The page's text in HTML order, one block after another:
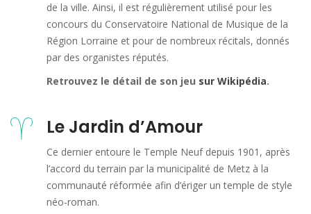
de la ville. Ainsi, il est régulièrement utilisé pour les
concours du Conservatoire National de Musique de la
Région Lorraine et pour de nombreux récitals, donnés
par des organistes réputés.
Retrouvez le détail de son jeu sur Wikipédia.
Le Jardin d’Amour
Ce dernier entoure le Temple Neuf depuis 1901, après
l’accord du terrain par la municipalité de Metz à la
communauté réformée afin d’ériger un temple de style
néo-roman.